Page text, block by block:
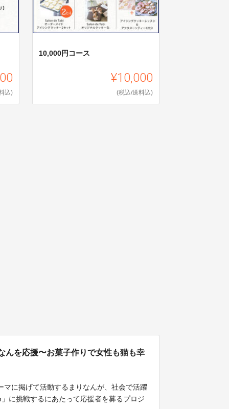
込)
10,000円コース
¥10,000
(税込/送料込)
を応援〜お菓子作りで女性も猫も幸
に掲げて活動するまりなんが、社会で活躍
に挑戦するにあたって応援者を募るプロジ